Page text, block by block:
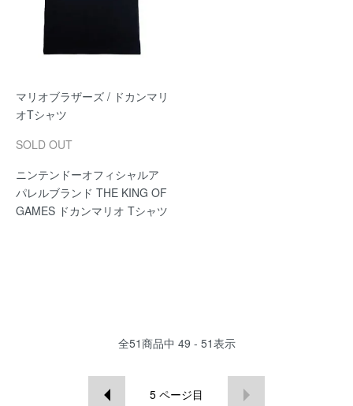
マリオブラザーズ / ドカンマリ
オTシャツ
SOLD OUT
ニンテンドーオフィシャルア
パレルブランド THE KING OF
GAMES ドカンマリオ Tシャツ
全51商品中 49 - 51表示
5 ページ目